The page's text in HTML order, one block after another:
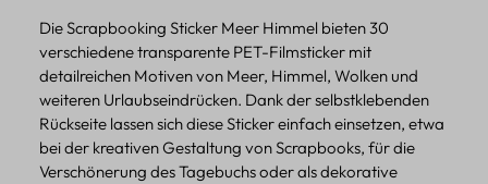
Die Scrapbooking Sticker Meer Himmel bieten 30
verschiedene transparente PET-Filmsticker mit
detailreichen Motiven von Meer, Himmel, Wolken und
weiteren Urlaubseindrücken. Dank der selbstklebenden
Rückseite lassen sich diese Sticker einfach einsetzen, etwa
bei der kreativen Gestaltung von Scrapbooks, für die
Verschönerung des Tagebuchs oder als dekorative